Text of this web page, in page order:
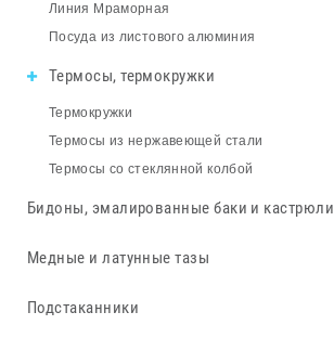
Линия Мраморная
Посуда из листового алюминия
Термосы, термокружки
Термокружки
Термосы из нержавеющей стали
Термосы со стеклянной колбой
Бидоны, эмалированные баки и кастрюли
Медные и латунные тазы
Подстаканники